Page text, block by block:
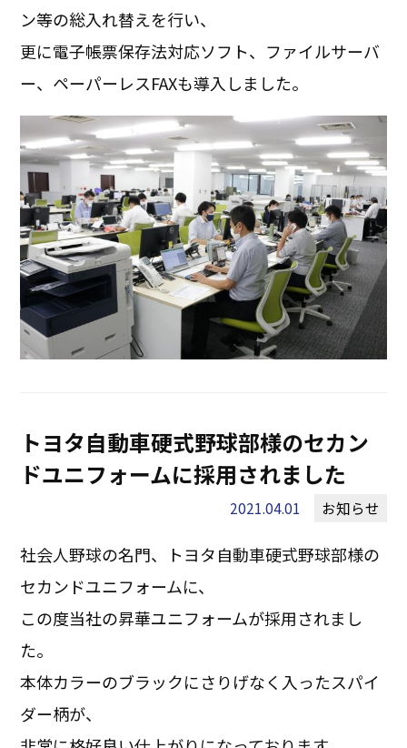
ン等の総入れ替えを行い、
更に電子帳票保存法対応ソフト、ファイルサーバ
ー、ペーパーレスFAXも導入しました。
トヨタ自動車硬式野球部様のセカン
ドユニフォームに採用されました
2021.04.01 お知らせ
社会人野球の名門、トヨタ自動車硬式野球部様の
セカンドユニフォームに、
この度当社の昇華ユニフォームが採用されまし
た。
本体カラーのブラックにさりげなく入ったスパイ
ダー柄が、